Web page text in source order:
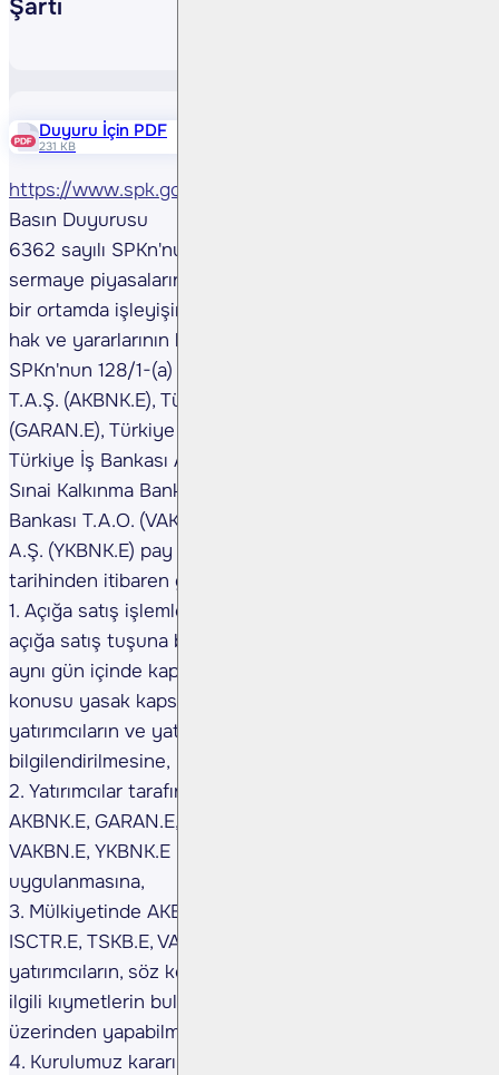
Şartı
Duyuru İçin PDF
231 KB
https://www.spk.gov.tr/Duyuru/Goster/20191016/1
Basın Duyurusu
6362 sayılı SPKn'nun 1 inci maddesi çerçevesinde,
sermaye piyasalarının güvenilir, şeffaf ve istikrarlı
bir ortamda işleyişinin sağlanması ile yatırımcıların
hak ve yararlarının korunmasını teminen,
SPKn'nun 128/1-(a) maddesine dayanarak, Akbank
T.A.Ş. (AKBNK.E), Türkiye Garanti Bankası A.Ş.
(GARAN.E), Türkiye Halk Bankası A.Ş. (HALKB.E),
Türkiye İş Bankası A.Ş. C grubu (ISCTR.E), Türkiye
Sınai Kalkınma Bankası A.Ş. (TSKB.E), Türkiye Vakıflar
Bankası T.A.O. (VAKBN.E), Yapı ve Kredi Bankası
A.Ş. (YKBNK.E) pay piyasalarında 16.10.2019
tarihinden itibaren geçici olarak,
1. Açığa satış işlemlerinin yasaklanmasına, gün içinde
açığa satış tuşuna basılmadan yapılan ve
aynı gün içinde kapatılan pozisyonların da söz
konusu yasak kapsamında olduğu hususunda
yatırımcıların ve yatırım kuruluşlarının
bilgilendirilmesine,
2. Yatırımcılar tarafından satışa konu edilecek
AKBNK.E, GARAN.E, HALKB.E, ISCTR.E, TSKB.E,
VAKBN.E, YKBNK.E payları için depo şartı
uygulanmasına,
3. Mülkiyetinde AKBNK.E, GARAN.E, HALKB.E,
ISCTR.E, TSKB.E, VAKBN.E, YKBNK.E payı bulunan
yatırımcıların, söz konusu kıymetlerin satışını sadece
ilgili kıymetlerin bulunduğu yatırım kuruluşları
üzerinden yapabilmesine,
4. Kurulumuz kararına uyumun kontrol ve takibinde